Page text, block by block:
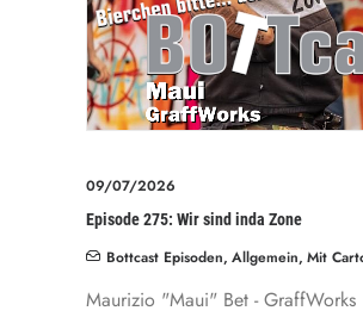
09/07/2026
Episode 275: Wir sind inda Zone
Bottcast Episoden, Allgemein, Mit
Maurizio "Maui" Bet - GraffWorks